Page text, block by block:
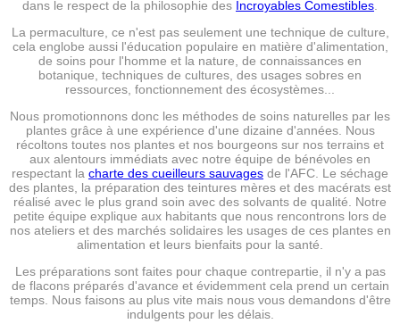
dans le respect de la philosophie des Incroyables Comestibles
La permaculture, ce n'est pas seulement une technique de culture,
cela englobe aussi l'éducation populaire en matière d'alimentation,
de soins pour l'homme et la nature, de connaissances en
botanique, techniques de cultures, des usages sobres en
ressources, fonctionnement des écosystèmes...
Nous promotionnons donc les méthodes de soins naturelles par les
plantes grâce à une expérience d'une dizaine d'années. Nous
récoltons toutes nos plantes et nos bourgeons sur nos terrains et
aux alentours immédiats avec notre équipe de bénévoles en
respectant la charte des cueilleurs sauvages de l'AFC. Le séchage
des plantes, la préparation des teintures mères et des macérats est
réalisé avec le plus grand soin avec des solvants de qualité. Notre
petite équipe explique aux habitants que nous rencontrons lors de
nos ateliers et des marchés solidaires les usages de ces plantes en
alimentation et leurs bienfaits pour la santé.
Les préparations sont faites pour chaque contrepartie, il n'y a pas
de flacons préparés d'avance et évidemment cela prend un certain
temps. Nous faisons au plus vite mais nous vous demandons d'être
indulgents pour les délais.